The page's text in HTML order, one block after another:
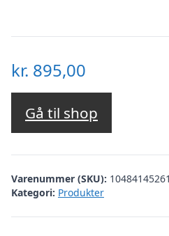
kr. 895,00
Gå til shop
Varenummer (SKU):
Kategori: Produkter